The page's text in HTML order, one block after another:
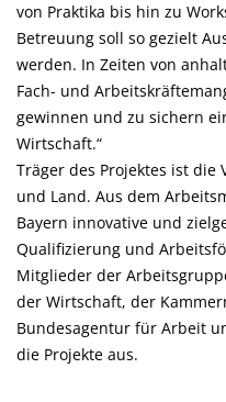
von Praktika bis hin zu
Betreuung soll so gezielt
werden. In Zeiten von
Fach- und
gewinnen und zu sichern
Wirtschaft.“
Träger des Projektes ist die
und Land. Aus dem
Bayern innovative und
Qualifizierung und
Mitglieder der
der Wirtschaft, der
Bundesagentur für Arbeit
die Projekte aus.